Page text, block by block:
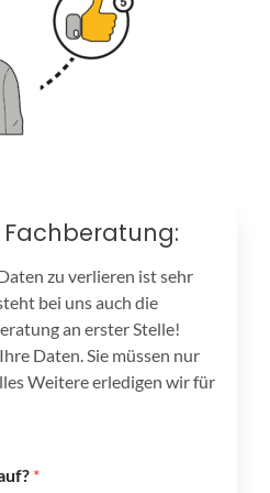
zu verlieren ist sehr
bei uns auch die
an erster Stelle!
Daten. Sie müssen nur
Weitere erledigen wir für
*